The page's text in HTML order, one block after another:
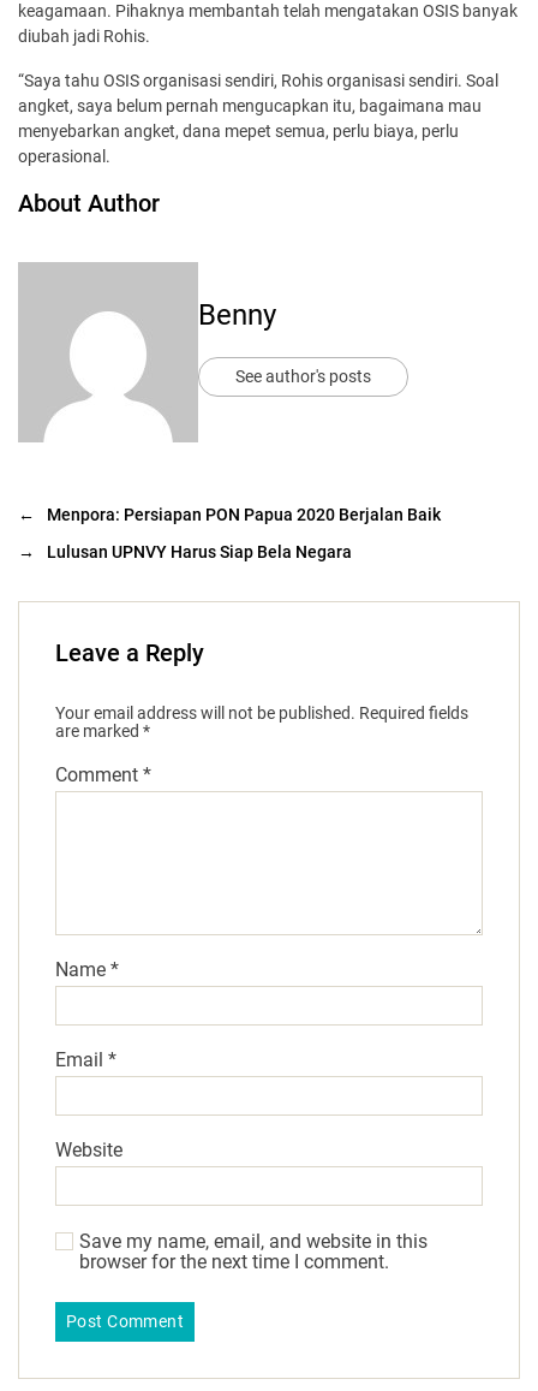
keagamaan. Pihaknya membantah telah mengatakan OSIS banyak
diubah jadi Rohis.
“Saya tahu OSIS organisasi sendiri, Rohis organisasi sendiri. Soal
angket, saya belum pernah mengucapkan itu, bagaimana mau
menyebarkan angket, dana mepet semua, perlu biaya, perlu
operasional.
About Author
Benny
See author's posts
←
Menpora: Persiapan PON Papua 2020 Berjalan Baik
→
Lulusan UPNVY Harus Siap Bela Negara
Leave a Reply
Your email address will not be published. Required fields
are marked *
Comment *
Name *
Email *
Website
Save my name, email, and website in this
browser for the next time I comment.